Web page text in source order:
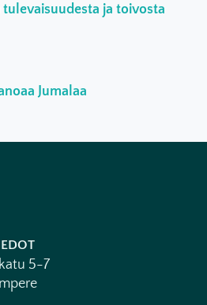
ja toivosta
Jumalaa
5-7